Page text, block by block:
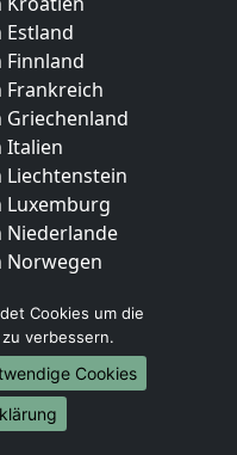
Finnland
Frankreich
Griechenland
Italien
Liechtenstein
Luxemburg
Niederlande
Norwegen
Berlin
Hamburg
Köln
Cookies um die
verbessern.
Cookies